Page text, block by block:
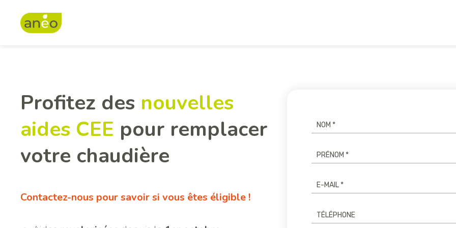
Profitez des nouvelles
aides CEE pour remplacer
votre chaudière
Contactez-nous pour savoir si vous êtes éligible !